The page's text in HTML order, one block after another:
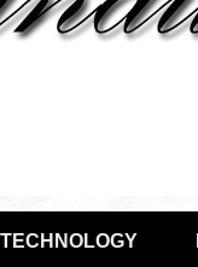
TECHNOLOGY